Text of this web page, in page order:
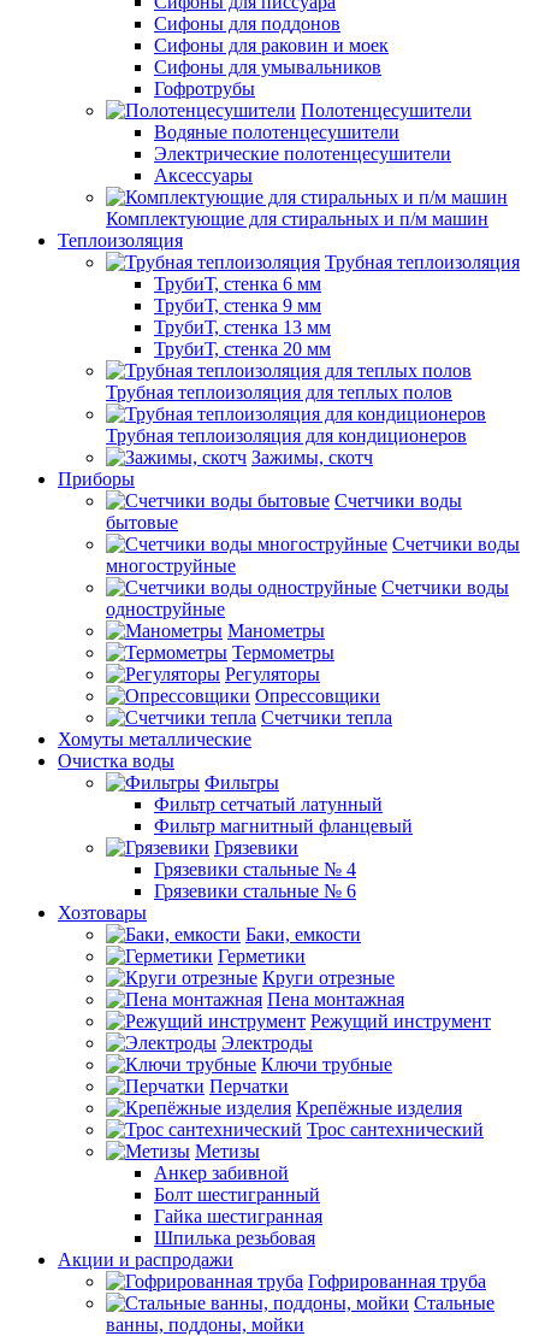
Сифоны для поддонов
Сифоны для раковин и моек
Сифоны для умывальников
Гофротрубы
Полотенцесушители
Водяные полотенцесушители
Электрические полотенцесушители
Аксессуары
Комплектующие для стиральных и п/м машин
Теплоизоляция
Трубная теплоизоляция
ТрубиТ, стенка 6 мм
ТрубиТ, стенка 9 мм
ТрубиТ, стенка 13 мм
ТрубиТ, стенка 20 мм
Трубная теплоизоляция для теплых полов
Трубная теплоизоляция для кондиционеров
Зажимы, скотч
Приборы
Счетчики воды
бытовые
Счетчики воды
многоструйные
Счетчики воды
одноструйные
Манометры
Термометры
Регуляторы
Опрессовщики
Счетчики тепла
Хомуты металлические
Очистка воды
Фильтры
Фильтр сетчатый латунный
Фильтр магнитный фланцевый
Грязевики
Грязевики стальные № 4
Грязевики стальные № 6
Хозтовары
Баки, емкости
Герметики
Круги отрезные
Пена монтажная
Режущий инструмент
Электроды
Ключи трубные
Перчатки
Крепёжные изделия
Трос сантехнический
Метизы
Анкер забивной
Болт шестигранный
Гайка шестигранная
Шпилька резьбовая
Акции и распродажи
Гофрированная труба
Стальные
ванны, поддоны, мойки